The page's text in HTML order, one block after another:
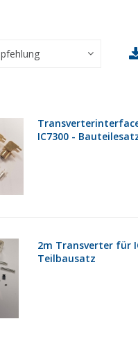
IC7300 -
2m Transverter für
Teilbausatz